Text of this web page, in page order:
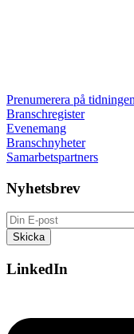
Prenumerera på tidningen
Branschregister
Evenemang
Branschnyheter
Samarbetspartners
Nyhetsbrev
LinkedIn